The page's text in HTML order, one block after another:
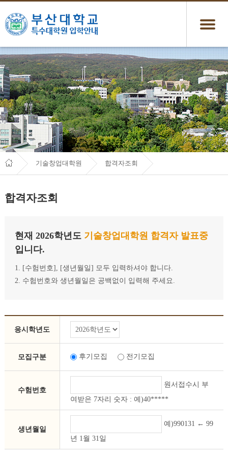
기술창업대학원 합격자조회
합격자조회
현재 2026학년도 기술창업대학원 합격자 발표중
입니다.
1. [수험번호], [생년월일] 모두 입력하셔야 합니다.
2. 수험번호와 생년월일은 공백없이 입력해 주세요.
응시학년도
모집구분 후기모집 전기모집
수험번호
원서접수시 부
여받은 7자리 숫자 : 예)40*****
생년월일
예)990131 ← 99
년 1월 31일